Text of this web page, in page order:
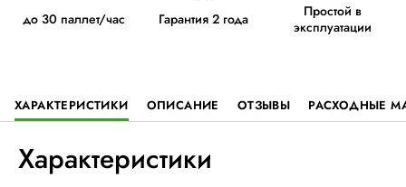
до 30 паллет/час Гарантия 2 года
Простой в
эксплуатации
ХАРАКТЕРИСТИКИ ОПИСАНИЕ ОТЗЫВЫ РАСХОДНЫЕ
Характеристики